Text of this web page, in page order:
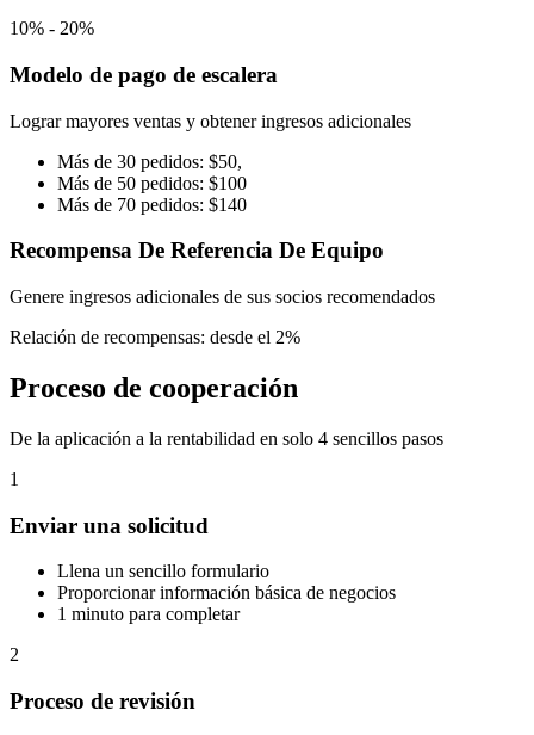
10% - 20%
Modelo de pago de escalera
Lograr mayores ventas y obtener ingresos adicionales
Más de 30 pedidos: $50,
Más de 50 pedidos: $100
Más de 70 pedidos: $140
Recompensa De Referencia De Equipo
Genere ingresos adicionales de sus socios recomendados
Relación de recompensas: desde el 2%
Proceso de cooperación
De la aplicación a la rentabilidad en solo 4 sencillos pasos
1
Enviar una solicitud
Llena un sencillo formulario
Proporcionar información básica de negocios
1 minuto para completar
2
Proceso de revisión